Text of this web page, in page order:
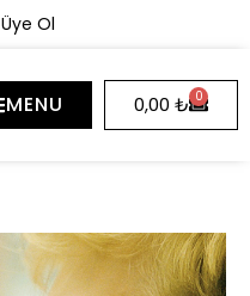
Üye Ol
MENU 0,00 ₺ 0